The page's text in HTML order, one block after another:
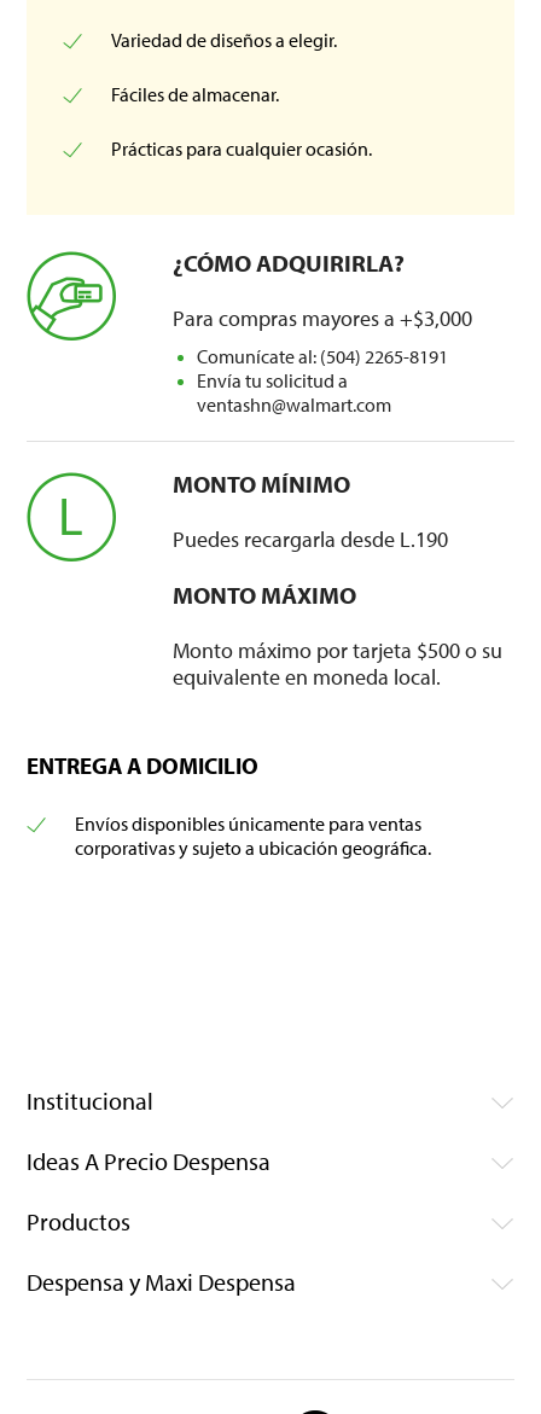
Variedad de diseños a elegir.
Fáciles de almacenar.
Prácticas para cualquier ocasión.
¿CÓMO ADQUIRIRLA?
Para compras mayores a +$3,000
Comunícate al: (504) 2265-8191
Envía tu solicitud a
ventashn@walmart.com
MONTO MÍNIMO
Puedes recargarla desde L.190
MONTO MÁXIMO
Monto máximo por tarjeta $500 o su
equivalente en moneda local.
ENTREGA A DOMICILIO
Envíos disponibles únicamente para ventas
corporativas y sujeto a ubicación geográfica.
Institucional
Ideas A Precio Despensa
Productos
Despensa y Maxi Despensa